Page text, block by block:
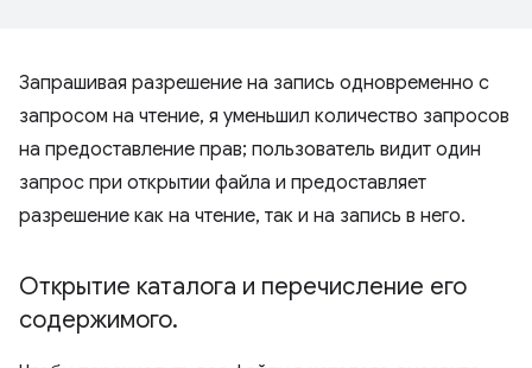
Запрашивая разрешение на запись одновременно с
запросом на чтение, я уменьшил количество запросов
на предоставление прав; пользователь видит один
запрос при открытии файла и предоставляет
разрешение как на чтение, так и на запись в него.
Открытие каталога и перечисление его
содержимого.